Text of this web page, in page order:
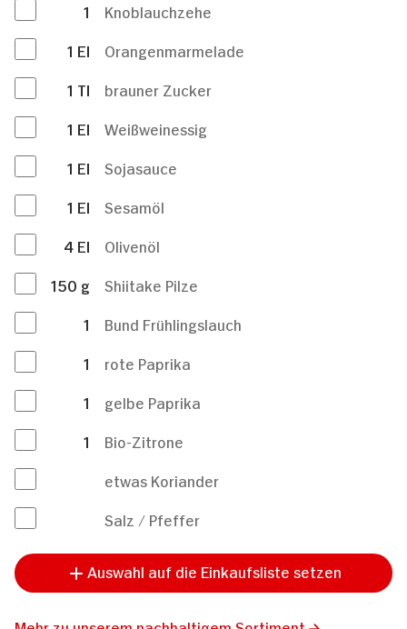
1
Knoblauchzehe
1 El
Orangenmarmelade
1 Tl
brauner Zucker
1 El
Weißweinessig
1 El
Sojasauce
1 El
Sesamöl
4 El
Olivenöl
150 g
Shiitake Pilze
1
Bund Frühlingslauch
1
rote Paprika
1
gelbe Paprika
1
Bio-Zitrone
etwas Koriander
Salz / Pfeffer
Auswahl auf die Einkaufsliste setzen